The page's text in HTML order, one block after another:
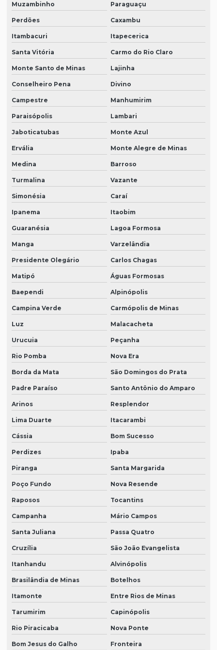
Muzambinho Paraguaçu
Perdões Caxambu
Itambacuri Itapecerica
Santa Vitória Carmo do Rio Claro
Monte Santo de Minas Lajinha
Conselheiro Pena Divino
Campestre Manhumirim
Paraisópolis Lambari
Jaboticatubas Monte Azul
Ervália Monte Alegre de Minas
Medina Barroso
Turmalina Vazante
Simonésia Caraí
Ipanema Itaobim
Guaranésia Lagoa Formosa
Manga Varzelândia
Presidente Olegário Carlos Chagas
Matipó Águas Formosas
Baependi Alpinópolis
Campina Verde Carmópolis de Minas
Luz Malacacheta
Urucuia Peçanha
Rio Pomba Nova Era
Borda da Mata São Domingos do Prata
Padre Paraíso Santo Antônio do Amparo
Arinos Resplendor
Lima Duarte Itacarambi
Cássia Bom Sucesso
Perdizes Ipaba
Piranga Santa Margarida
Poço Fundo Nova Resende
Raposos Tocantins
Campanha Mário Campos
Santa Juliana Passa Quatro
Cruzília São João Evangelista
Itanhandu Alvinópolis
Brasilândia de Minas Botelhos
Itamonte Entre Rios de Minas
Tarumirim Capinópolis
Rio Piracicaba Nova Ponte
Bom Jesus do Galho Fronteira